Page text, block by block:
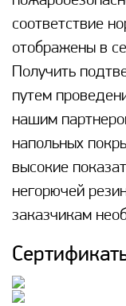
соответствие
отображены в
Получить
путем
нашим
напольных
высокие
негорючей
заказчикам